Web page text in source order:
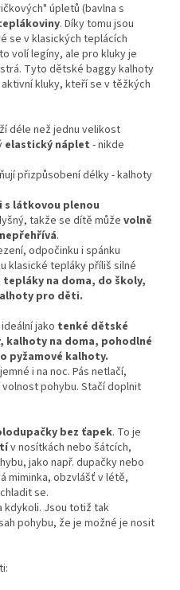
úpletů (bavlna s
. Díky tomu jsou
se v klasických teplácích
volí legíny, ale pro kluky je
Tyto dětské baggy kalhoty
kluky, kteří se v těžkých
déle než jednu velikost
elastický náplet - nikde
přizpůsobení délky - kalhoty
s látkovou plenou
takže se dítě může volně
.
odpočinku i spánku
klasické tepláky příliš silné
tepláky na doma, do školy,
pro děti.
jako tenké dětské
na doma, pohodlné
pyžamové kalhoty.
i na noc. Pás netlačí,
pohybu. Stačí doplnit
bez ťapek. To je
v nosítkách nebo šátcích,
jako např. dupačky nebo
miminka, obzvlášť v létě,
se.
kdykoli. Jsou totiž tak
pohybu, že je možné je nosit